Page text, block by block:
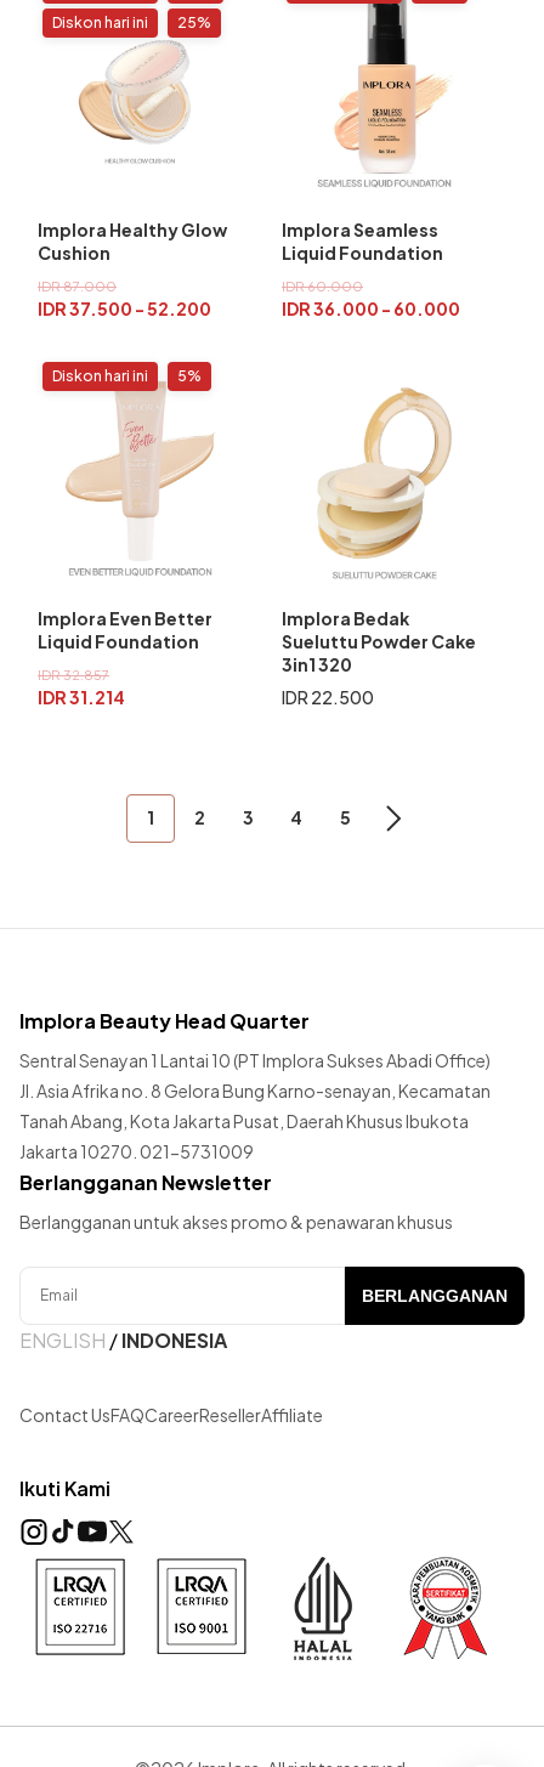
Diskon hari ini
25%
Implora Healthy Glow
Cushion
IDR 87.000
IDR 37.500 - 52.200
Implora Seamless
Liquid Foundation
IDR 60.000
IDR 36.000 - 60.000
Diskon hari ini 5%
Implora Even Better
Liquid Foundation
IDR 32.857
IDR 31.214
Implora Bedak
Sueluttu Powder Cake
3in1 320
IDR 22.500
1 2 3 4 5
Implora Beauty Head Quarter
Sentral Senayan 1 Lantai 10 (PT Implora Sukses Abadi Office)
Jl. Asia Afrika no. 8 Gelora Bung Karno-senayan, Kecamatan
Tanah Abang, Kota Jakarta Pusat, Daerah Khusus Ibukota
Jakarta 10270. 021-5731009
Berlangganan Newsletter
Berlangganan untuk akses promo & penawaran khusus
BERLANGGANAN
ENGLISH /INDONESIA
Contact UsFAQCareerResellerAffiliate
Ikuti Kami